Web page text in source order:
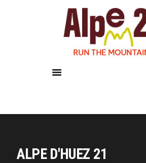
ALPE D'HUEZ 21
Résultats
Galerie
Infos pratiques